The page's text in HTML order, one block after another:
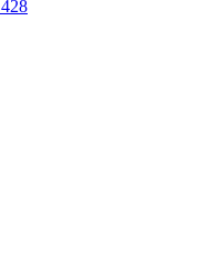
428